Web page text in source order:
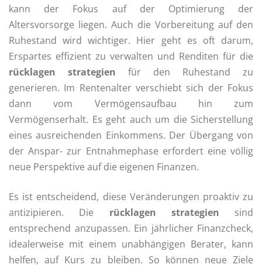
kann der Fokus auf der Optimierung der
Altersvorsorge liegen. Auch die Vorbereitung auf den
Ruhestand wird wichtiger. Hier geht es oft darum,
Erspartes effizient zu verwalten und Renditen für die
rücklagen strategien für den Ruhestand zu
generieren. Im Rentenalter verschiebt sich der Fokus
dann vom Vermögensaufbau hin zum
Vermögenserhalt. Es geht auch um die Sicherstellung
eines ausreichenden Einkommens. Der Übergang von
der Anspar- zur Entnahmephase erfordert eine völlig
neue Perspektive auf die eigenen Finanzen.
Es ist entscheidend, diese Veränderungen proaktiv zu
antizipieren. Die rücklagen strategien sind
entsprechend anzupassen. Ein jährlicher Finanzcheck,
idealerweise mit einem unabhängigen Berater, kann
helfen, auf Kurs zu bleiben. So können neue Ziele